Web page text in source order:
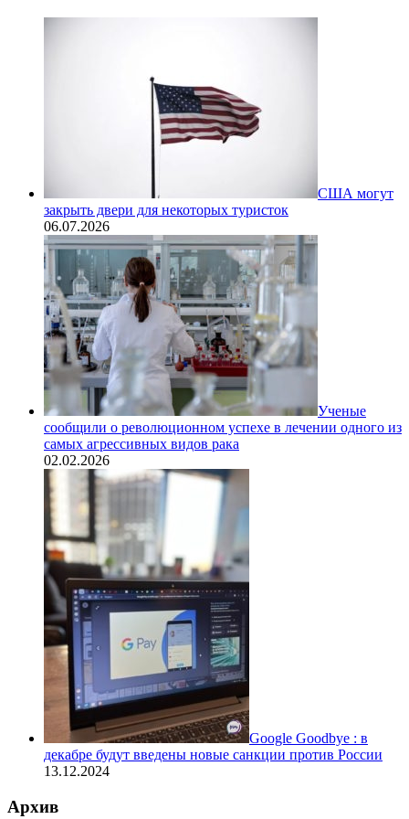
США могут
закрыть двери для некоторых туристок
06.07.2026
Ученые
сообщили о революционном успехе в лечении одного из
самых агрессивных видов рака
02.02.2026
Google Goodbye : в
декабре будут введены новые санкции против России
13.12.2024
Архив